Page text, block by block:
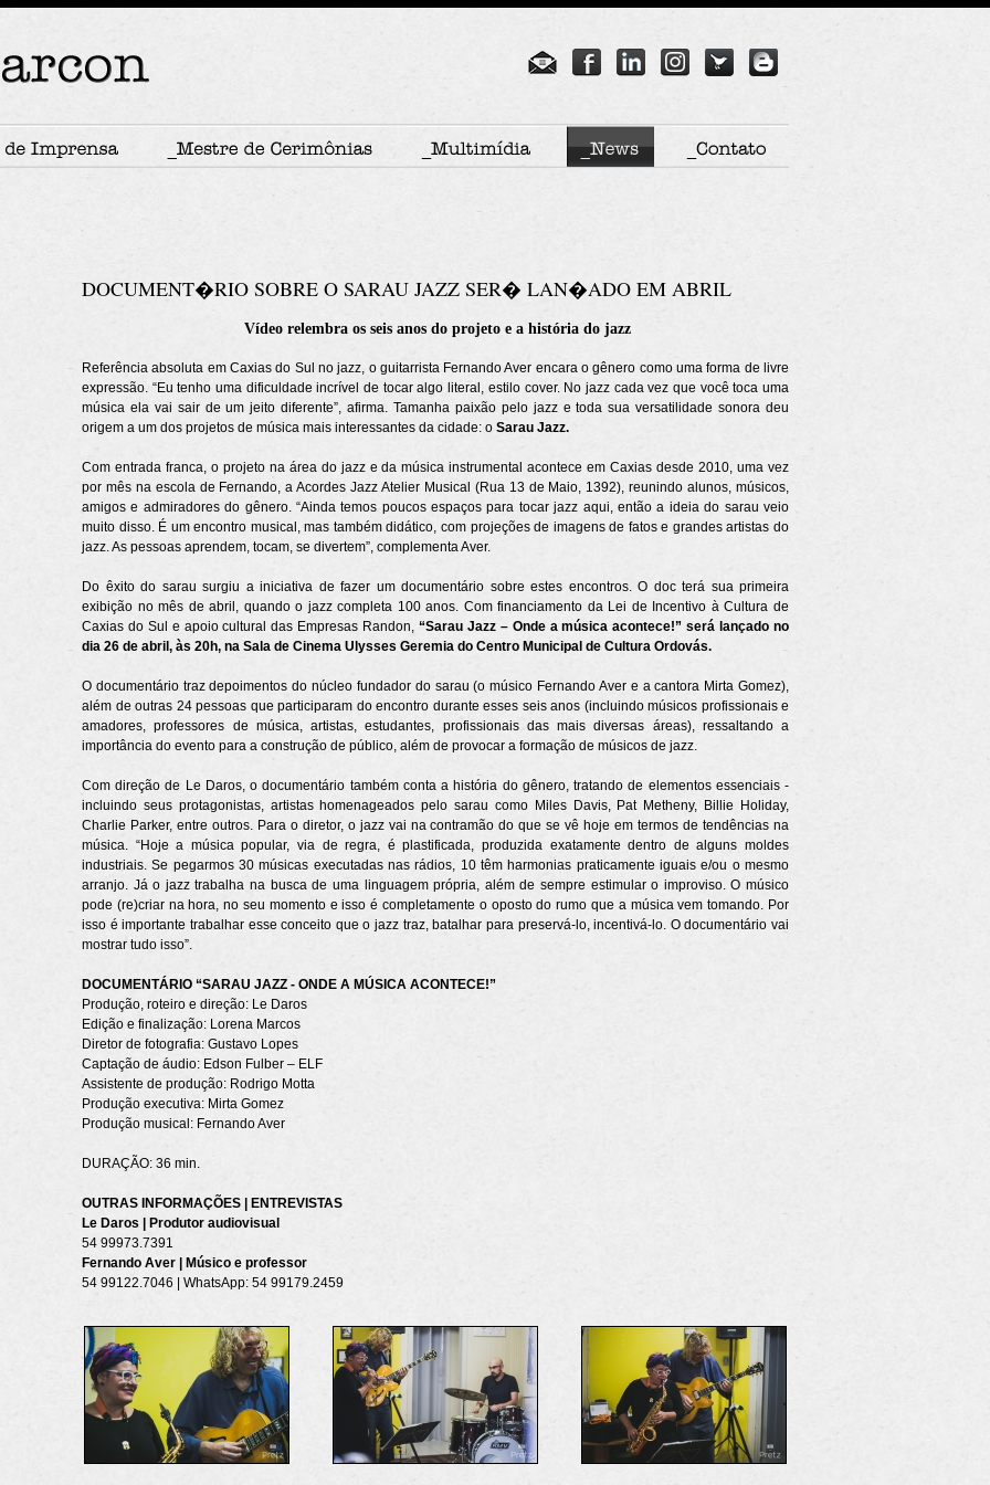
DOCUMENT�RIO SOBRE O SARAU JAZZ SER� LAN�ADO EM ABRIL
Vídeo relembra os seis anos do projeto e a história do jazz
Referência absoluta em Caxias do Sul no jazz, o guitarrista Fernando Aver encara o gênero como uma forma de livre
expressão. “Eu tenho uma dificuldade incrível de tocar algo literal, estilo cover. No jazz cada vez que você toca uma
música ela vai sair de um jeito diferente”, afirma. Tamanha paixão pelo jazz e toda sua versatilidade sonora deu
origem a um dos projetos de música mais interessantes da cidade: o Sarau Jazz.
Com entrada franca, o projeto na área do jazz e da música instrumental acontece em Caxias desde 2010, uma vez
por mês na escola de Fernando, a Acordes Jazz Atelier Musical (Rua 13 de Maio, 1392), reunindo alunos, músicos,
amigos e admiradores do gênero. “Ainda temos poucos espaços para tocar jazz aqui, então a ideia do sarau veio
muito disso. É um encontro musical, mas também didático, com projeções de imagens de fatos e grandes artistas do
jazz. As pessoas aprendem, tocam, se divertem”, complementa Aver.
Do êxito do sarau surgiu a iniciativa de fazer um documentário sobre estes encontros. O doc terá sua primeira
exibição no mês de abril, quando o jazz completa 100 anos. Com financiamento da Lei de Incentivo à Cultura de
Caxias do Sul e apoio cultural das Empresas Randon, “Sarau Jazz – Onde a música acontece!” será lançado no
dia 26 de abril, às 20h, na Sala de Cinema Ulysses Geremia do Centro Municipal de Cultura Ordovás.
O documentário traz depoimentos do núcleo fundador do sarau (o músico Fernando Aver e a cantora Mirta Gomez),
além de outras 24 pessoas que participaram do encontro durante esses seis anos (incluindo músicos profissionais e
amadores, professores de música, artistas, estudantes, profissionais das mais diversas áreas), ressaltando a
importância do evento para a construção de público, além de provocar a formação de músicos de jazz.
Com direção de Le Daros, o documentário também conta a história do gênero, tratando de elementos essenciais -
incluindo seus protagonistas, artistas homenageados pelo sarau como Miles Davis, Pat Metheny, Billie Holiday,
Charlie Parker, entre outros. Para o diretor, o jazz vai na contramão do que se vê hoje em termos de tendências na
música. “Hoje a música popular, via de regra, é plastificada, produzida exatamente dentro de alguns moldes
industriais. Se pegarmos 30 músicas executadas nas rádios, 10 têm harmonias praticamente iguais e/ou o mesmo
arranjo. Já o jazz trabalha na busca de uma linguagem própria, além de sempre estimular o improviso. O músico
pode (re)criar na hora, no seu momento e isso é completamente o oposto do rumo que a música vem tomando. Por
isso é importante trabalhar esse conceito que o jazz traz, batalhar para preservá-lo, incentivá-lo. O documentário vai
mostrar tudo isso”.
DOCUMENTÁRIO “SARAU JAZZ - ONDE A MÚSICA ACONTECE!”
Produção, roteiro e direção: Le Daros
Edição e finalização: Lorena Marcos
Diretor de fotografia: Gustavo Lopes
Captação de áudio: Edson Fulber – ELF
Assistente de produção: Rodrigo Motta
Produção executiva: Mirta Gomez
Produção musical: Fernando Aver
DURAÇÃO: 36 min.
OUTRAS INFORMAÇÕES | ENTREVISTAS
Le Daros | Produtor audiovisual
54 99973.7391
Fernando Aver | Músico e professor
54 99122.7046 | WhatsApp: 54 99179.2459